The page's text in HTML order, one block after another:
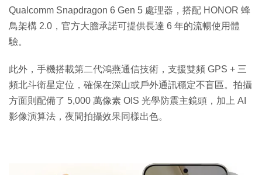
Qualcomm Snapdragon 6 Gen 5 處理器，搭配 HONOR 蜂
鳥架構 2.0，官方大膽承諾可提供長達 6 年的流暢使用體
驗。
此外，手機搭載第二代鴻燕通信技術，支援雙頻 GPS + 三
頻北斗衛星定位，確保在深山或戶外通訊穩定不盲區。拍攝
方面則配備了 5,000 萬像素 OIS 光學防震主鏡頭，加上 AI
影像演算法，夜間拍攝效果同樣出色。